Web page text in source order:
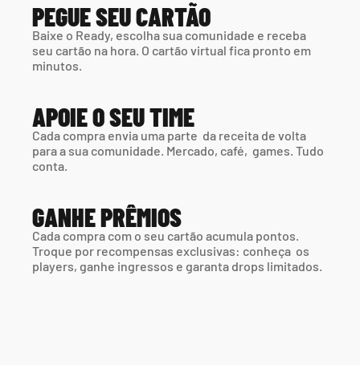
PEGUE SEU CARTÃO
Baixe o Ready, escolha sua comunidade e receba
seu cartão na hora. O cartão virtual fica pronto em
minutos.
APOIE O SEU TIME
Cada compra envia uma parte  da receita de volta
para a sua comunidade. Mercado, café,  games. Tudo
conta.
GANHE PRÊMIOS
Cada compra com o seu cartão acumula pontos.
Troque por recompensas exclusivas: conheça  os
players, ganhe ingressos e garanta drops limitados.